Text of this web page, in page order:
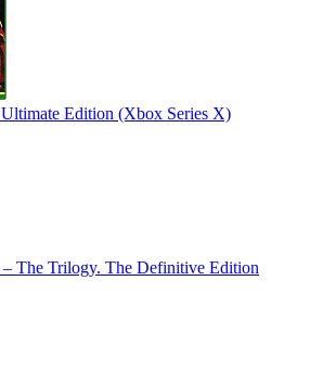
Edition (Xbox Series X)
The Trilogy. The Definitive Edition